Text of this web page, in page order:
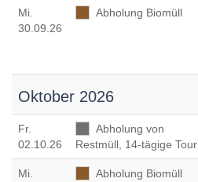
Mi.
30.09.26
Abholung Biomüll
Oktober 2026
Fr.
02.10.26
Abholung von
Restmüll, 14-tägige Tour
Mi.
Abholung Biomüll